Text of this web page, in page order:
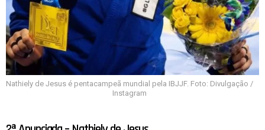
Nathiely de Jesus é pentacampeã mundial pela IBJJF. Foto: Divulgação /
Instagram